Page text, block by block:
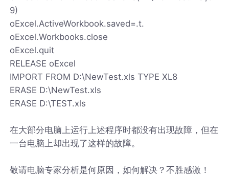
9)
oExcel.ActiveWorkbook.saved=.t.
oExcel.Workbooks.close
oExcel.quit
RELEASE oExcel
IMPORT FROM D:\NewTest.xls TYPE XL8
ERASE D:\NewTest.xls
ERASE D:\TEST.xls
在大部分电脑上运行上述程序时都没有出现故障，但在
一台电脑上却出现了这样的故障。
敬请电脑专家分析是何原因，如何解决？不胜感激！